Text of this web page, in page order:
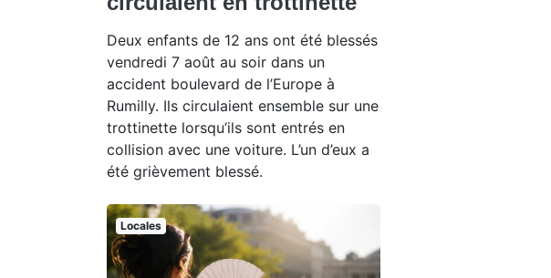
Deux enfants de 12 ans ont été blessés
vendredi 7 août au soir dans un
accident boulevard de l’Europe à
Rumilly. Ils circulaient ensemble sur une
trottinette lorsqu’ils sont entrés en
collision avec une voiture. L’un d’eux a
été grièvement blessé.
Locales